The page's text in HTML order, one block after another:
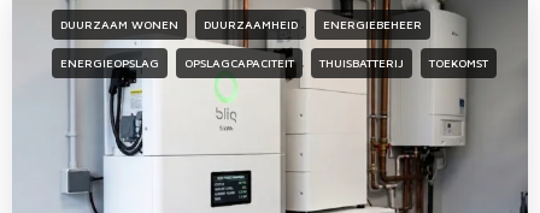
DUURZAAM WONEN DUURZAAMHEID ENERGIEBEHEER
ENERGIEOPSLAG OPSLAGCAPACITEIT THUISBATTERIJ TOEKOMST